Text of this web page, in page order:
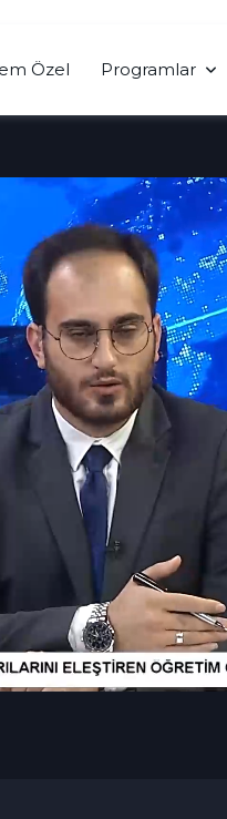
Özel Programlar